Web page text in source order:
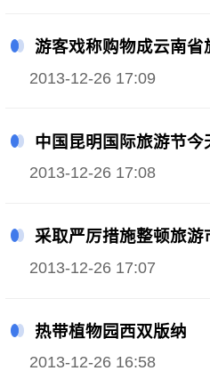
游客戏称购物成云南省
2013-12-26 17:09
中国昆明国际旅游节今
2013-12-26 17:08
采取严厉措施整顿旅游
2013-12-26 17:07
热带植物园西双版纳
2013-12-26 16:58